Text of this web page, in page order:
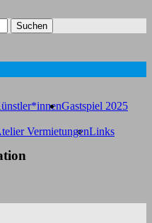
Gastspiel 2025
VermietungenLinks